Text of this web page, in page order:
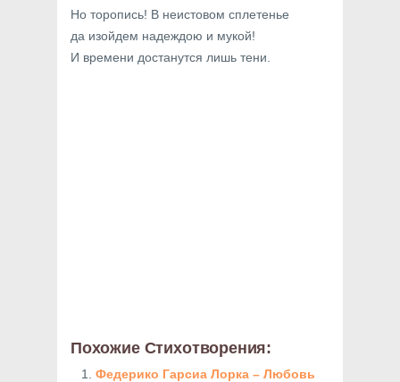
Но торопись! В неистовом сплетенье
да изойдем надеждою и мукой!
И времени достанутся лишь тени.
Похожие Стихотворения:
Федерико Гарсиа Лорка – Любовь